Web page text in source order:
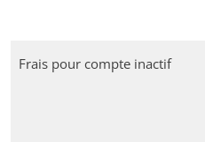
Frais pour compte inactif